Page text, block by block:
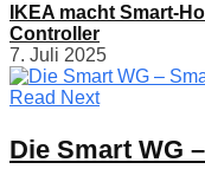
IKEA macht Smart-
Controller
7. Juli 2025
Read Next
Die Smart WG